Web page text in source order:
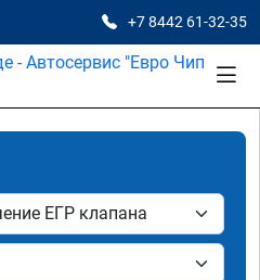
+7 8442 61-32-35